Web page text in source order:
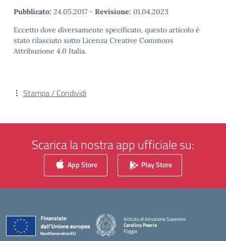
Pubblicato: 24.05.2017 - Revisione: 01.04.2023
Eccetto dove diversamente specificato, questo articolo è
stato rilasciato sotto Licenza Creative Commons
Attribuzione 4.0 Italia.
Stampa / Condividi
Scarica la nostra app ufficiale su:
App Store Play Store
Istituto di Istruzione Superiore
Carolina Poerio
Foggia
— Visita la pagina iniziale della scuola